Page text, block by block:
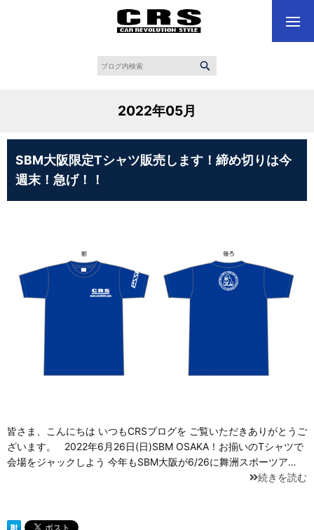
2022年05月
SBM大阪限定Tシャツ販売します！締め切りは今
週末！急げ！！
皆さま、こんにちは いつもCRSブログを ご覧いただきありがとうご
ざいます。 2022年6月26日(日)SBM OSAKA！お揃いのTシャツで
会場をジャックしよう 今年もSBM大阪が6/26に舞洲スポーツア…
続きを読む